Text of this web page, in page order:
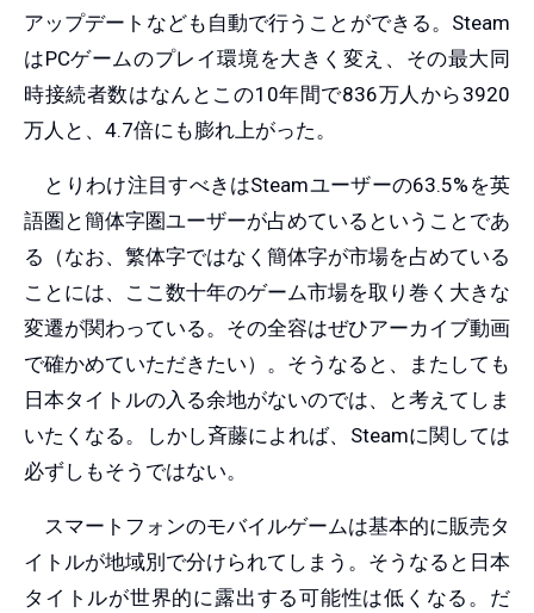
アップデートなども自動で行うことができる。Steam
はPCゲームのプレイ環境を大きく変え、その最大同
時接続者数はなんとこの10年間で836万人から3920
万人と、4.7倍にも膨れ上がった。
とりわけ注目すべきはSteamユーザーの63.5%を英
語圏と簡体字圏ユーザーが占めているということであ
る（なお、繁体字ではなく簡体字が市場を占めている
ことには、ここ数十年のゲーム市場を取り巻く大きな
変遷が関わっている。その全容はぜひアーカイブ動画
で確かめていただきたい）。そうなると、またしても
日本タイトルの入る余地がないのでは、と考えてしま
いたくなる。しかし斉藤によれば、Steamに関しては
必ずしもそうではない。
スマートフォンのモバイルゲームは基本的に販売タ
イトルが地域別で分けられてしまう。そうなると日本
タイトルが世界的に露出する可能性は低くなる。だ